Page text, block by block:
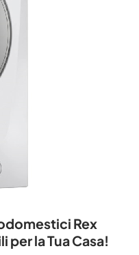
Rex
la Tua Casa!